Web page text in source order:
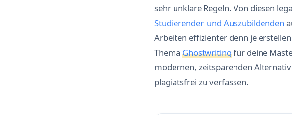
sehr unklare Regeln. Von diesen
Studierenden und Auszubildenden
Arbeiten effizienter denn je
Thema Ghostwritingfür deine
modernen, zeitsparenden
plagiatsfrei zu verfassen.